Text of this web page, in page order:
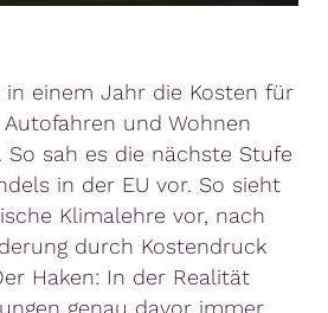
einem Jahr die Kosten für
und Wohnen
So sah es die nächste Stufe
in der EU vor. So sieht
Klimalehre vor, nach
durch Kostendruck
Haken: In der Realität
genau davor immer